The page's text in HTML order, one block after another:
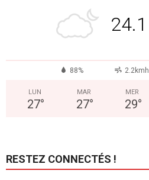
24.1
88% 2.2kmh
LUN
27°
MAR
27°
MER
29°
RESTEZ CONNECTÉS !